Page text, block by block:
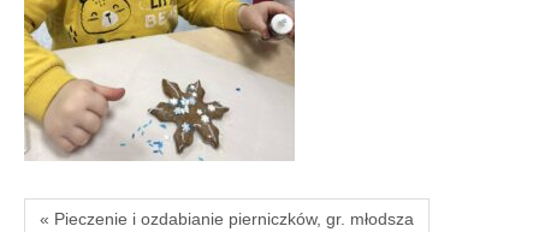
« Pieczenie i ozdabianie pierniczków, gr. młodsza